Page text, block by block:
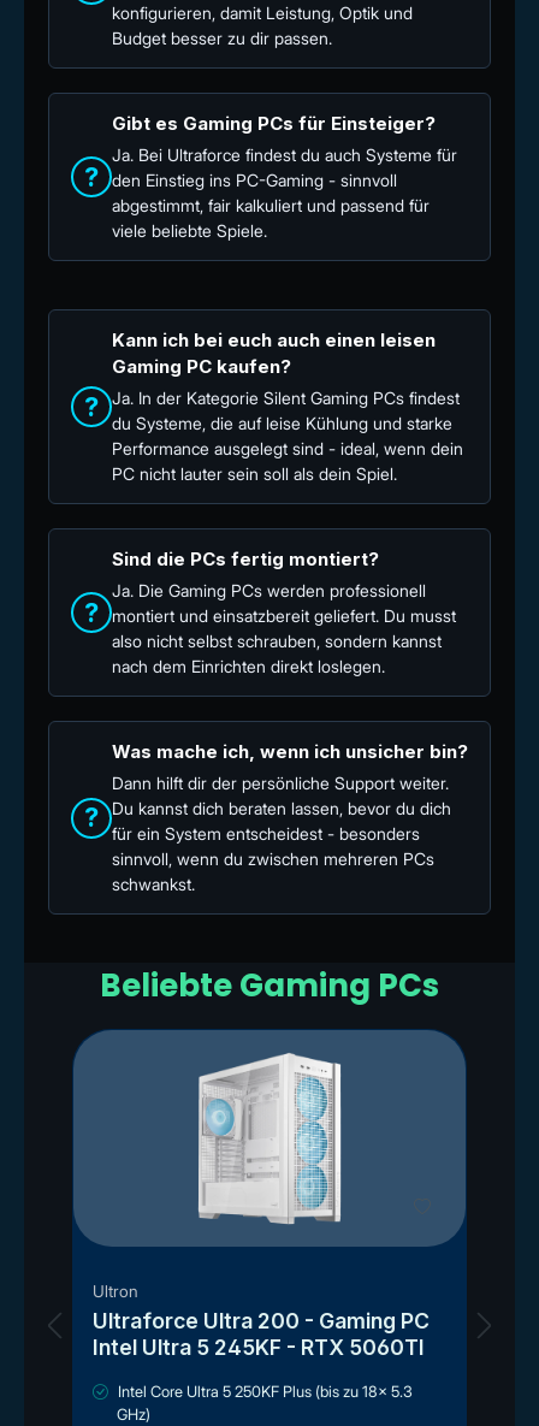
konfigurieren, damit Leistung, Optik und
Budget besser zu dir passen.
?
Gibt es Gaming PCs für Einsteiger?
Ja. Bei Ultraforce findest du auch Systeme für
den Einstieg ins PC-Gaming - sinnvoll
abgestimmt, fair kalkuliert und passend für
viele beliebte Spiele.
?
Kann ich bei euch auch einen leisen
Gaming PC kaufen?
Ja. In der Kategorie Silent Gaming PCs findest
du Systeme, die auf leise Kühlung und starke
Performance ausgelegt sind - ideal, wenn dein
PC nicht lauter sein soll als dein Spiel.
?
Sind die PCs fertig montiert?
Ja. Die Gaming PCs werden professionell
montiert und einsatzbereit geliefert. Du musst
also nicht selbst schrauben, sondern kannst
nach dem Einrichten direkt loslegen.
?
Was mache ich, wenn ich unsicher bin?
Dann hilft dir der persönliche Support weiter.
Du kannst dich beraten lassen, bevor du dich
für ein System entscheidest - besonders
sinnvoll, wenn du zwischen mehreren PCs
schwankst.
Beliebte Gaming PCs
Ultron
Ultraforce Ultra 200 - Gaming PC
Intel Ultra 5 245KF - RTX 5060TI
Intel Core Ultra 5 250KF Plus (bis zu 18x 5.3
GHz)